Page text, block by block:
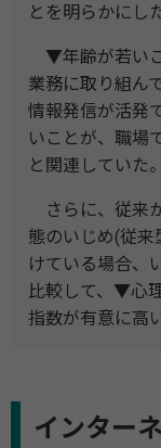
とを明らかにし
▼年齢が若い
業務に取り組ん
情報発信が活発
いことが、職場
と関連していた。
さらに、従来
態のいじめ(従来
けている場合、
比較して、▼心
指数が有意に高
インター